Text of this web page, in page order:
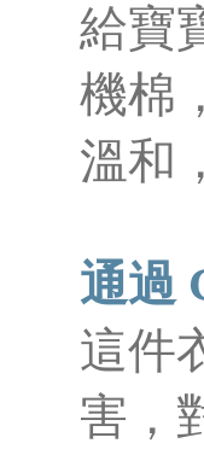
給寶
機棉
溫和
通過
這件
害，